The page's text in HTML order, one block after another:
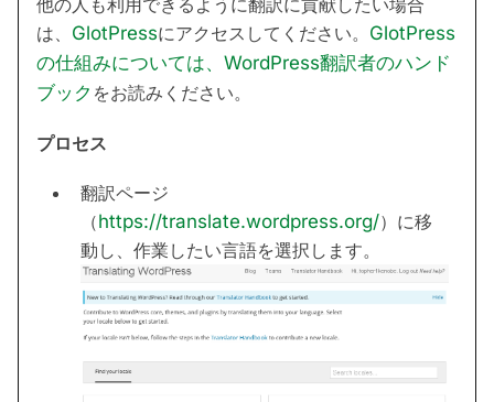
は、 GlotPressにアクセスしてください。 GlotPress
の仕組みについては、WordPress翻訳者のハンド
ブック をお読みください。
プロセス
翻訳ページ
（https://translate.wordpress.org/）に移
動し、作業したい言語を選択します。